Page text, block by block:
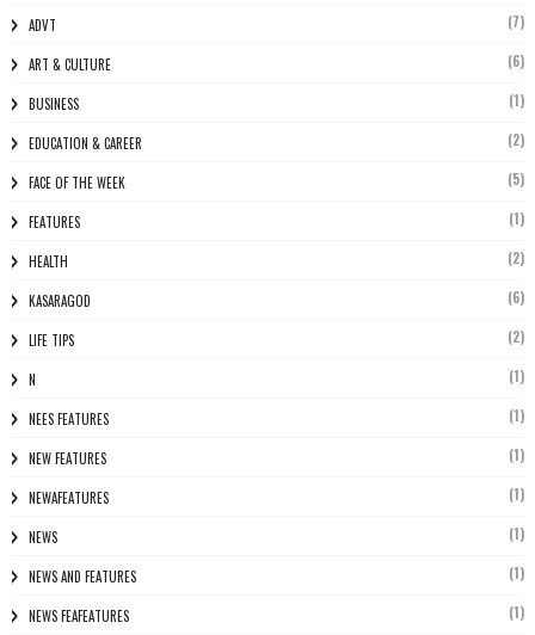
ADVT (7)
ART & CULTURE (6)
BUSINESS (1)
EDUCATION & CAREER (2)
FACE OF THE WEEK (5)
FEATURES (1)
HEALTH (2)
KASARAGOD (6)
LIFE TIPS (2)
N (1)
NEES FEATURES (1)
NEW FEATURES (1)
NEWAFEATURES (1)
NEWS (1)
NEWS AND FEATURES (1)
NEWS FEAFEATURES (1)